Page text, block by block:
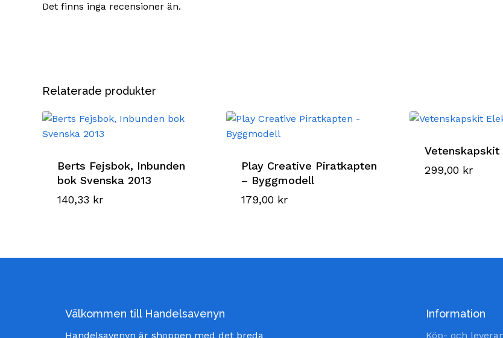
Det finns inga recensioner än.
Relaterade produkter
Berts Fejsbok, Inbunden
bok Svenska 2013
140,33 kr
Play Creative Piratkapten
– Byggmodell
179,00 kr
299,00 kr
Välkommen till Handelsavenyn
Handelsavenyn är shoppen med det breda
Information
Köp- och